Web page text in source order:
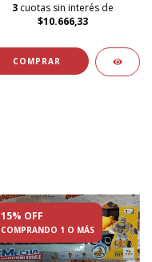
3 cuotas sin interés de
$10.666,33
15% OFF
COMPRANDO 1 O MÁS